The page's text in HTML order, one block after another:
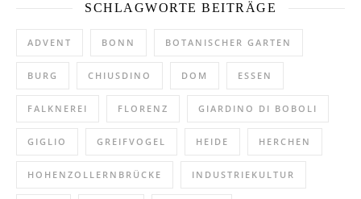
SCHLAGWORTE BEITRÄGE
ADVENT BONN BOTANISCHER GARTEN
BURG CHIUSDINO DOM ESSEN
FALKNEREI FLORENZ GIARDINO DI BOBOLI
GIGLIO GREIFVOGEL HEIDE HERCHEN
HOHENZOLLERNBRÜCKE INDUSTRIEKULTUR